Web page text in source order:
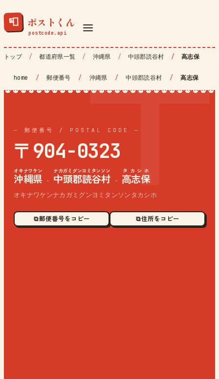
📮 ポストくん
トップ 都道府県一覧 沖縄県 中頭郡読谷村 高志保
home / 郵便番号 / 沖縄県 / 中頭郡読谷村 / 高志保
— 郵便番号 / POSTAL CODE —
〒904-0323
沖縄県
オキナワケン
· 中頭郡読谷村
ナカガミグンヨミタンソン
· 高志保
タカシホ
オキナワケンナカガミグンヨミタンソンタカシホ
⧉ 郵便番号をコピー ⧉ 住所をコピー